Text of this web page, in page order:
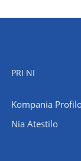
PRI NI
Kompania
Nia Atestilo